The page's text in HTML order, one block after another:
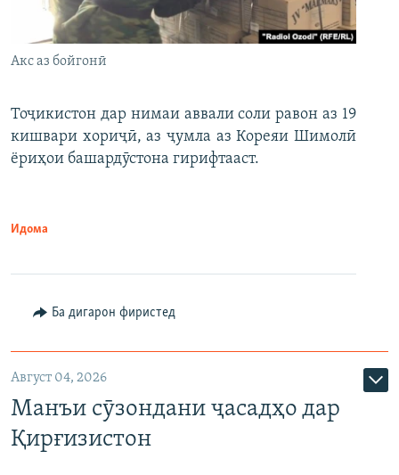
Акс аз бойгонӣ
Тоҷикистон дар нимаи аввали соли равон аз 19
кишвари хориҷӣ, аз ҷумла аз Кореяи Шимолӣ
ёриҳои башардӯстона гирифтааст.
Идома
Ба дигарон фиристед
Август 04, 2026
Манъи сӯзондани ҷасадҳо дар
Қирғизистон